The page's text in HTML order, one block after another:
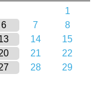
1
6 7
8
14
15
21
22
28
29